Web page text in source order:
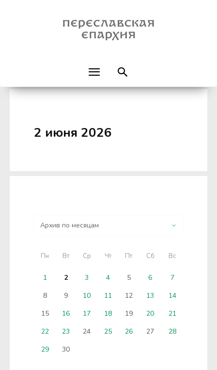
2 июня 2026
Пн Вт Ср Чт Пт Сб Вс
1 2 3 4 5 6
7
8
9 10 11 12 13
14
15
16 17 18 19 20
21
22
23 24 25 26 27
28
29
30